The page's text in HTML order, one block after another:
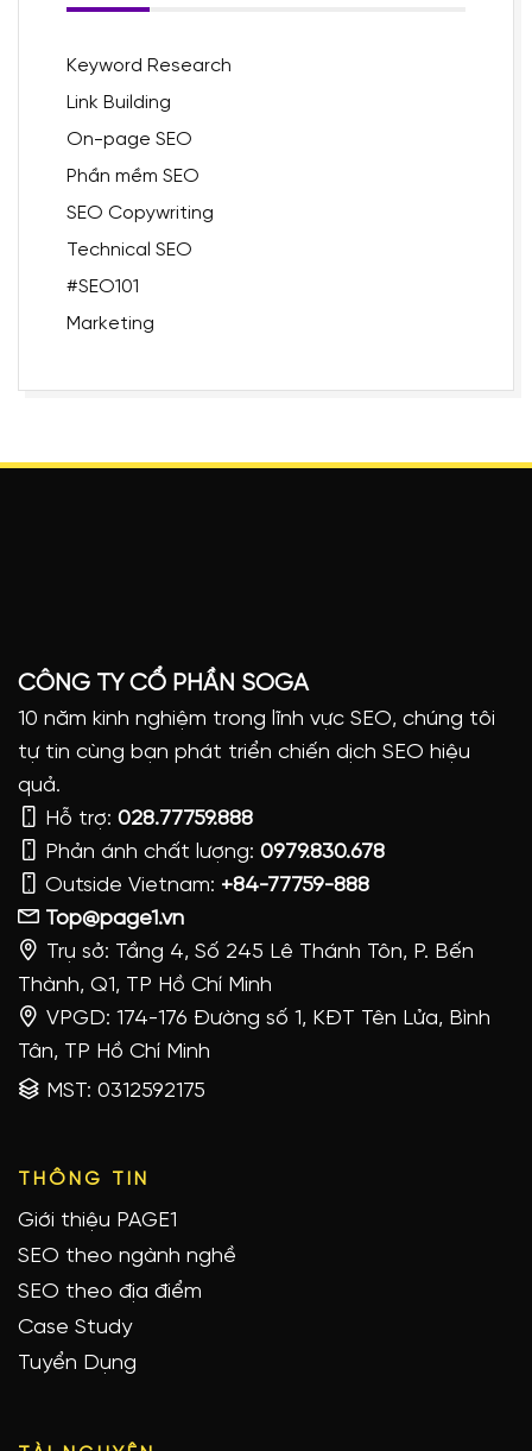
Keyword Research
Link Building
On-page SEO
Phần mềm SEO
SEO Copywriting
Technical SEO
#SEO101
Marketing
CÔNG TY CỔ PHẦN SOGA
10 năm kinh nghiệm trong lĩnh vực SEO, chúng tôi
tự tin cùng bạn phát triển chiến dịch SEO hiệu
quả.
Hỗ trợ: 028.77759.888
Phản ánh chất lượng: 0979.830.678
Outside Vietnam: +84-77759-888
Top@page1.vn
Trụ sở: Tầng 4, Số 245 Lê Thánh Tôn, P. Bến
Thành, Q1, TP Hồ Chí Minh
VPGD: 174-176 Đường số 1, KĐT Tên Lửa, Bình
Tân, TP Hồ Chí Minh
MST: 0312592175
THÔNG TIN
Giới thiệu PAGE1
SEO theo ngành nghề
SEO theo địa điểm
Case Study
Tuyển Dụng